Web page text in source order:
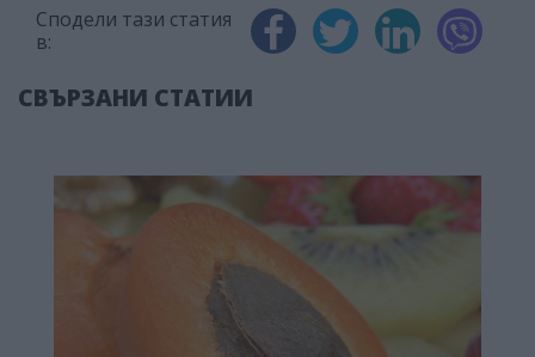
Сподели тази статия
в:
СВЪРЗАНИ СТАТИИ